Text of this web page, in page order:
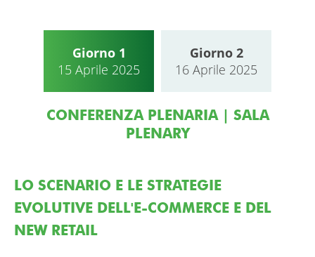
Giorno 1
15 Aprile 2025
Giorno 2
16 Aprile 2025
CONFERENZA PLENARIA | SALA
PLENARY
LO SCENARIO E LE STRATEGIE
EVOLUTIVE DELL'E-COMMERCE E DEL
NEW RETAIL